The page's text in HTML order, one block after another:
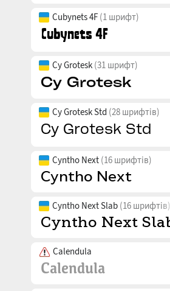
Cubynets 4F (1 шрифт)
Cy Grotesk (31 шрифт)
Cy Grotesk Std (28 шрифтів)
Cyntho Next (16 шрифтів)
Cyntho Next Slab (16 шрифтів)
Calendula